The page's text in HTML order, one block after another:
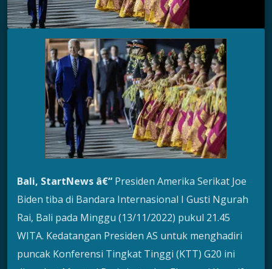
Bali, StartNews â€“ Presiden Amerika Serikat Joe
Biden tiba di Bandara Internasional I Gusti Ngurah
Rai, Bali pada Minggu (13/11/2022) pukul 21.45
WITA. Kedatangan Presiden AS untuk menghadiri
puncak Konferensi Tingkat Tinggi (KTT) G20 ini